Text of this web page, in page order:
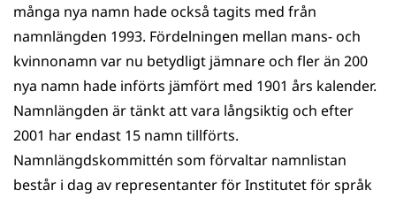
många nya namn hade också tagits med från
namnlängden 1993. Fördelningen mellan mans- och
kvinnonamn var nu betydligt jämnare och fler än 200
nya namn hade införts jämfört med 1901 års kalender.
Namnlängden är tänkt att vara långsiktig och efter
2001 har endast 15 namn tillförts.
Namnlängdskommittén som förvaltar namnlistan
består i dag av representanter för Institutet för språk